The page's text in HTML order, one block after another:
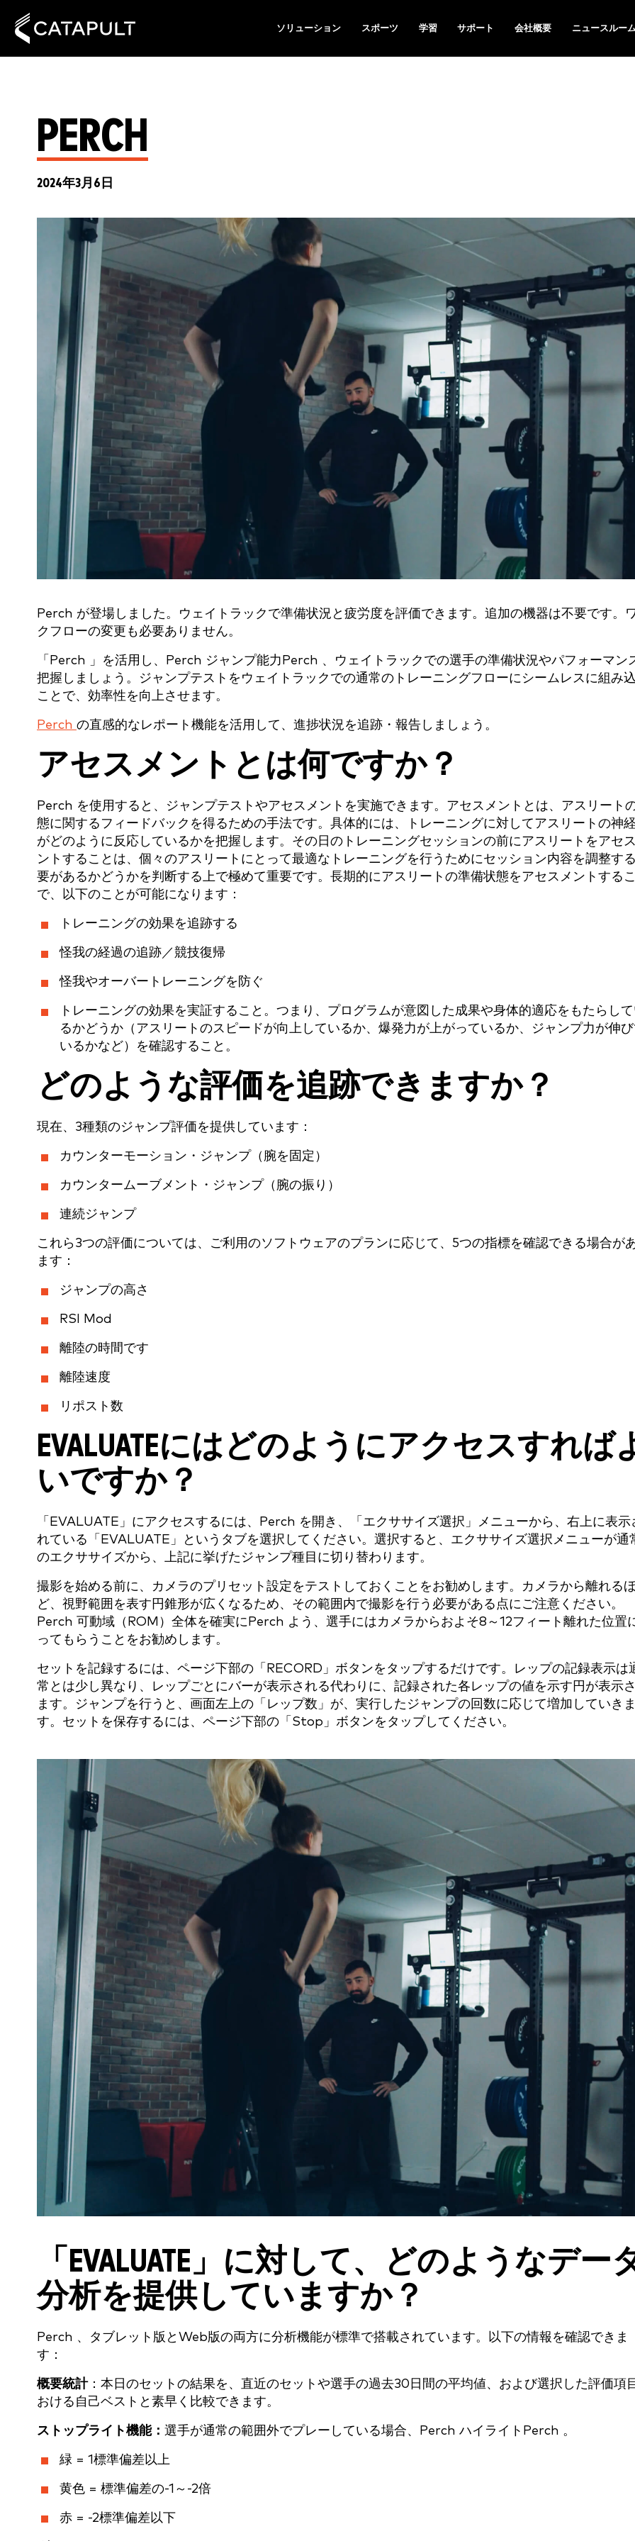
ソリューション スポーツ 学習 サポート 会社概要 ニュースルー
PERCH
2024年3月6日
Perch が登場しました。ウェイトラックで準備状況と疲労度を評価できます。追加の機器は不要です。
クフローの変更も必要ありません。
「Perch 」を活用し、Perch ジャンプ能力Perch 、ウェイトラックでの選手の準備状況やパフォーマン
把握しましょう。ジャンプテストをウェイトラックでの通常のトレーニングフローにシームレスに組み
ことで、効率性を向上させます。
Perch の直感的なレポート機能を活用して、進捗状況を追跡・報告しましょう。
アセスメントとは何ですか？
Perch を使用すると、ジャンプテストやアセスメントを実施できます。アセスメントとは、アスリート
態に関するフィードバックを得るための手法です。具体的には、トレーニングに対してアスリートの神
がどのように反応しているかを把握します。その日のトレーニングセッションの前にアスリートをアセ
ントすることは、個々のアスリートにとって最適なトレーニングを行うためにセッション内容を調整す
要があるかどうかを判断する上で極めて重要です。長期的にアスリートの準備状態をアセスメントする
で、以下のことが可能になります：
トレーニングの効果を追跡する
怪我の経過の追跡／競技復帰
怪我やオーバートレーニングを防ぐ
トレーニングの効果を実証すること。つまり、プログラムが意図した成果や身体的適応をもたらし
るかどうか（アスリートのスピードが向上しているか、爆発力が上がっているか、ジャンプ力が伸
いるかなど）を確認すること。
どのような評価を追跡できますか？
現在、3種類のジャンプ評価を提供しています：
カウンターモーション・ジャンプ（腕を固定）
カウンタームーブメント・ジャンプ（腕の振り）
連続ジャンプ
これら3つの評価については、ご利用のソフトウェアのプランに応じて、5つの指標を確認できる場合が
ます：
ジャンプの高さ
RSI Mod
離陸の時間です
離陸速度
リポスト数
EVALUATEにはどのようにアクセスすれば
いですか？
「EVALUATE」にアクセスするには、Perch を開き、「エクササイズ選択」メニューから、右上に表示
れている「EVALUATE」というタブを選択してください。選択すると、エクササイズ選択メニューが通
のエクササイズから、上記に挙げたジャンプ種目に切り替わります。
撮影を始める前に、カメラのプリセット設定をテストしておくことをお勧めします。カメラから離れる
ど、視野範囲を表す円錐形が広くなるため、その範囲内で撮影を行う必要がある点にご注意ください。
Perch 可動域（ROM）全体を確実にPerch よう、選手にはカメラからおよそ8～12フィート離れた位置
ってもらうことをお勧めします。
セットを記録するには、ページ下部の「RECORD」ボタンをタップするだけです。レップの記録表示は
常とは少し異なり、レップごとにバーが表示される代わりに、記録された各レップの値を示す円が表示
ます。ジャンプを行うと、画面左上の「レップ数」が、実行したジャンプの回数に応じて増加していき
す。セットを保存するには、ページ下部の「Stop」ボタンをタップしてください。
「EVALUATE」に対して、どのようなデー
分析を提供していますか？
Perch 、タブレット版とWeb版の両方に分析機能が標準で搭載されています。以下の情報を確認できま
す：
概要統計：本日のセットの結果を、直近のセットや選手の過去30日間の平均値、および選択した評価項
おける自己ベストと素早く比較できます。
ストップライト機能： 選手が通常の範囲外でプレーしている場合、Perch ハイライトPerch 。
緑 = 1標準偏差以上
黄色 = 標準偏差の-1～-2倍
赤 = -2標準偏差以下